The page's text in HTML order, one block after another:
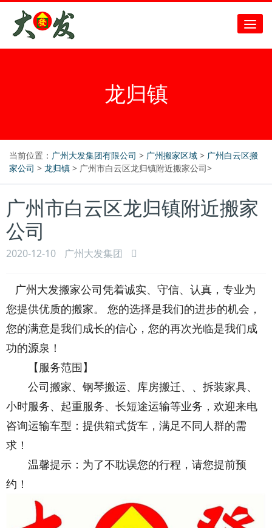
龙归镇
当前位置： 广州大发集团有限公司 > 广州搬家区域 > 广州白云区搬
家公司 > 龙归镇 > 广州市白云区龙归镇附近搬家公司>
广州市白云区龙归镇附近搬家
公司
2020-12-10 广州大发集团
广州大发搬家公司凭着诚实、守信、认真，专业为
您提供优质的搬家。 您的选择是我们的进步的机会，
您的满意是我们成长的信心，您的再次光临是我们成
功的源泉！
【服务范围】
公司搬家、钢琴搬运、库房搬迁、、拆装家具、
小时服务、起重服务、长短途运输等业务，欢迎来电
咨询运输车型：提供箱式货车，满足不同人群的需
求！
温馨提示：为了不耽误您的行程，请您提前预
约！